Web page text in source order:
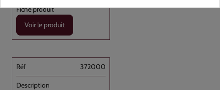
Voir le produit
372000